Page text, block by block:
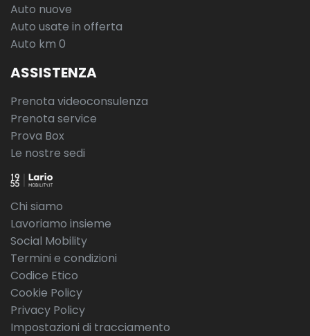
Auto nuove
Auto usate in offerta
Auto km 0
ASSISTENZA
Prenota videoconsulenza
Prenota service
Prova Box
Le nostre sedi
Chi siamo
Lavoriamo insieme
Social Mobility
Termini e condizioni
Codice Etico
Cookie Policy
Privacy Policy
Impostazioni di tracciamento